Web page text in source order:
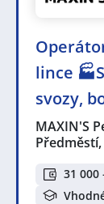
lince
svozy,
MAXIN'S
31 000